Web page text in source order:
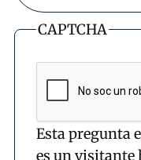
CAPTCHA
Esta pregunta
es un visitante